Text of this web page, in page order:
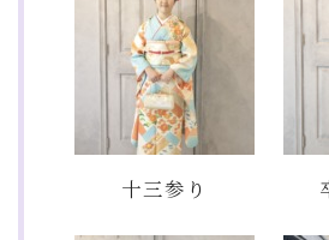
十三参り